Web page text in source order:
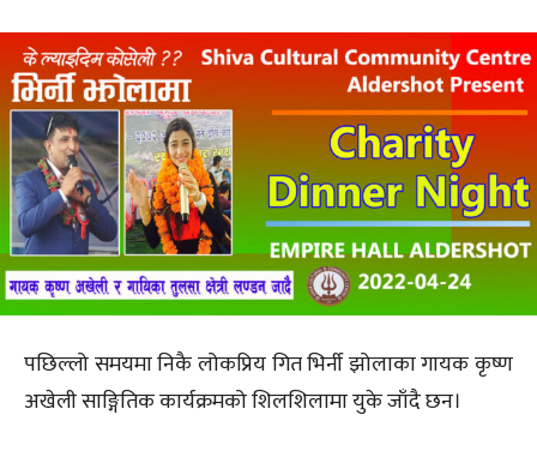
पछिल्लो समयमा निकै लोकप्रिय गित भिर्नी झोलाका गायक कृष्ण
अखेली साङ्गितिक कार्यक्रमको शिलशिलामा युके जाँदै छन।